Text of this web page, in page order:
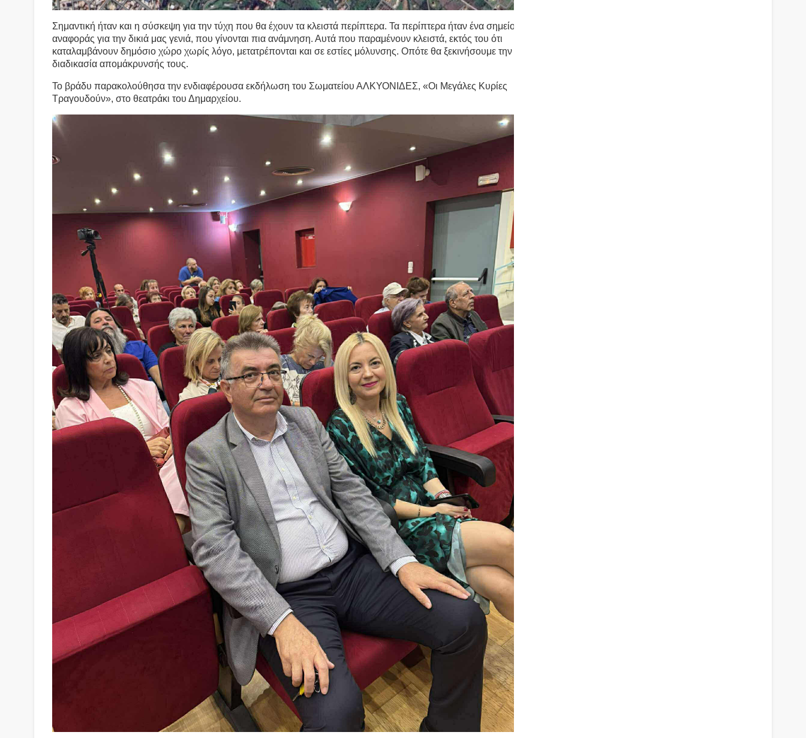
Σημαντική ήταν και η σύσκεψη για την τύχη που θα έχουν τα κλειστά περίπτερα. Τα περίπτερα ήταν ένα σημείο
αναφοράς για την δικιά μας γενιά, που γίνονται πια ανάμνηση. Αυτά που παραμένουν κλειστά, εκτός του ότι
καταλαμβάνουν δημόσιο χώρο χωρίς λόγο, μετατρέπονται και σε εστίες μόλυνσης. Οπότε θα ξεκινήσουμε την
διαδικασία απομάκρυνσής τους.
Το βράδυ παρακολούθησα την ενδιαφέρουσα εκδήλωση του Σωματείου ΑΛΚΥΟΝΙΔΕΣ, «Οι Μεγάλες Κυρίες
Τραγουδούν», στο θεατράκι του Δημαρχείου.